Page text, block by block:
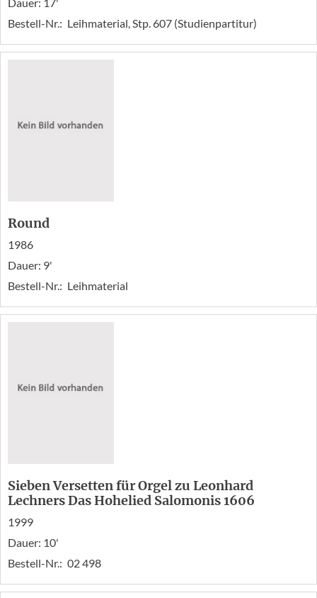
Bestell-Nr.: Leihmaterial, Stp. 607 (Studienpartitur)
Round
1986
Dauer: 9'
Bestell-Nr.: Leihmaterial
Sieben Versetten für Orgel zu Leonhard
Lechners Das Hohelied Salomonis 1606
1999
Dauer: 10'
Bestell-Nr.: 02 498